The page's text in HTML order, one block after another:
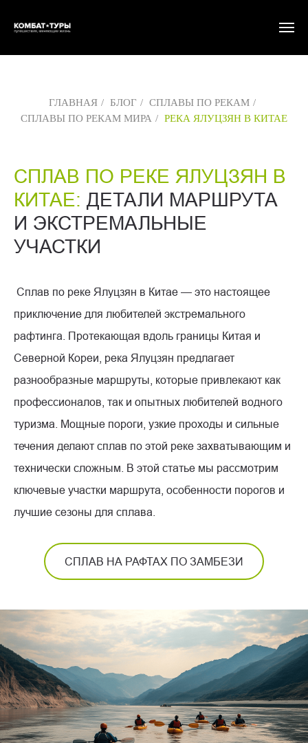
ГЛАВНАЯ / БЛОГ / СПЛАВЫ ПО РЕКАМ /
СПЛАВЫ ПО РЕКАМ МИРА / РЕКА ЯЛУЦЗЯН В КИТАЕ
СПЛАВ ПО РЕКЕ ЯЛУЦЗЯН В
КИТАЕ: ДЕТАЛИ МАРШРУТА
И ЭКСТРЕМАЛЬНЫЕ
УЧАСТКИ
Сплав по реке Ялуцзян в Китае — это настоящее
приключение для любителей экстремального
рафтинга. Протекающая вдоль границы Китая и
Северной Кореи, река Ялуцзян предлагает
разнообразные маршруты, которые привлекают как
профессионалов, так и опытных любителей водного
туризма. Мощные пороги, узкие проходы и сильные
течения делают сплав по этой реке захватывающим и
технически сложным. В этой статье мы рассмотрим
ключевые участки маршрута, особенности порогов и
лучшие сезоны для сплава.
СПЛАВ НА РАФТАХ ПО ЗАМБЕЗИ